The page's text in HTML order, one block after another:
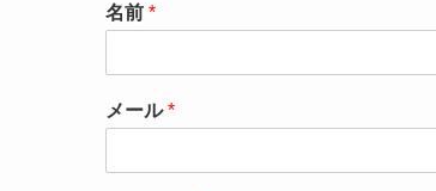
名前 *
メール*